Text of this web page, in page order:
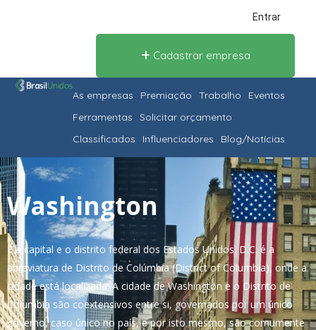
Entrar
Cadastrar empresa
As empresas Premiação Trabalho
Eventos
Ferramentas
Solicitar orçamento
Classificados
Influenciadores Blog/Notícias
Washington
É a capital e o distrito federal dos Estados Unidos. D.C. é a
abreviatura de Distrito de Colúmbia (District of Columbia), onde a
cidade está localizada. A cidade de Washington e o Distrito de
Columbia são coextensivos entre si, governados por um único
governo, caso único no país, e por isto mesmo, são comumente